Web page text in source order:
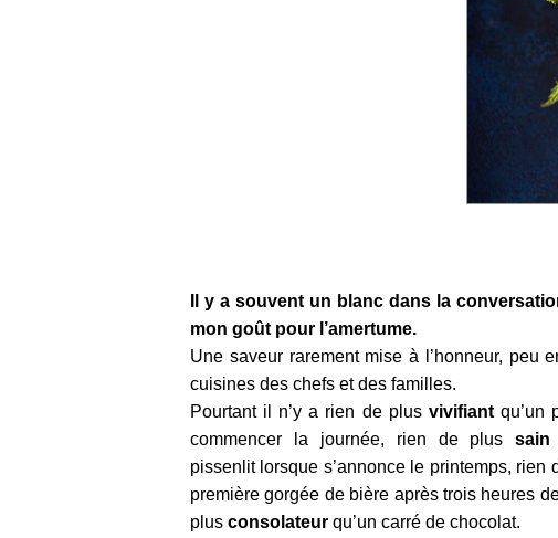
Il y a souvent un blanc dans la
mon goût pour l’amertume.
Une saveur rarement mise à l’honneur, peu
cuisines des chefs et des familles.
Pourtant il n’y a rien de plus vivifiantqu’un
commencer la journée, rien de plussain
pissenlit lorsque s’annonce le printemps, rien
première gorgée de bière après trois heures
plus consolateur qu’un carré de chocolat.